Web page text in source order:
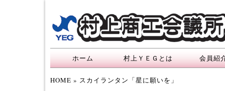
ホーム 村上ＹＥＧとは 会員紹
HOME » スカイランタン「星に願いを」